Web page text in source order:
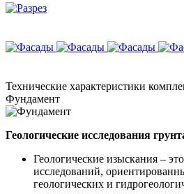
Технические характеристики
Фундамент
Геологические исследования
Геологические изыскания –
исследований,
геологических и